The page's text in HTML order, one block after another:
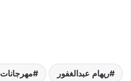
ريهام عبدالغفور مهرجانات